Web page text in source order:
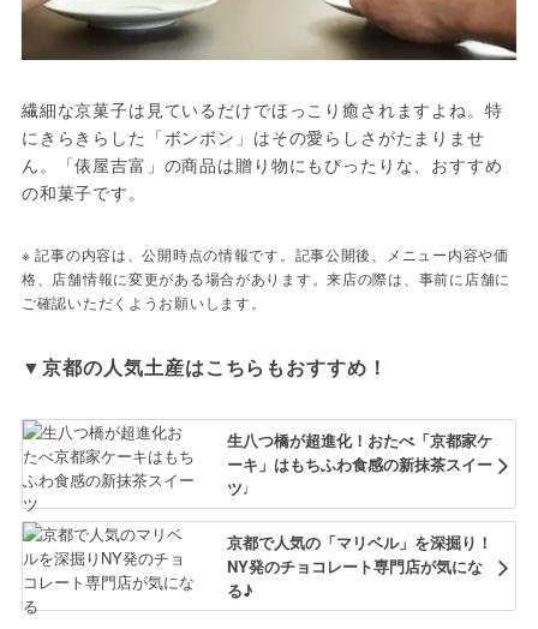
繊細な京菓子は見ているだけでほっこり癒されますよね。特
にきらきらした「ボンボン」はその愛らしさがたまりませ
ん。「俵屋吉富」の商品は贈り物にもぴったりな、おすすめ
の和菓子です。
※ 記事の内容は、公開時点の情報です。記事公開後、メニュー内容や価
格、店舗情報に変更がある場合があります。来店の際は、事前に店舗に
ご確認いただくようお願いします。
▼京都の人気土産はこちらもおすすめ！
生八つ橋が超進化！おたべ「京都家ケ
ーキ」はもちふわ食感の新抹茶スイー
ツ♩
京都で人気の「マリベル」を深掘り！
NY発のチョコレート専門店が気にな
る♪